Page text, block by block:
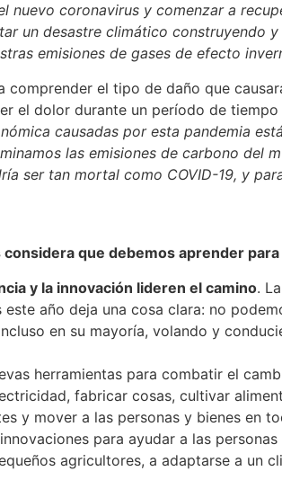
nuevo coronavirus y comenzar a
un desastre climático construyendo
emisiones de gases de efecto
comprender el tipo de daño que
el dolor durante un período de
causadas por esta pandemia
las emisiones de carbono del
ser tan mortal como COVID-19, y
considera que debemos aprender
y la innovación lideren el camino.
este año deja una cosa clara: no
en su mayoría, volando y
herramientas para combatir el
fabricar cosas, cultivar
y mover a las personas y bienes en
para ayudar a las
agricultores, a adaptarse a un